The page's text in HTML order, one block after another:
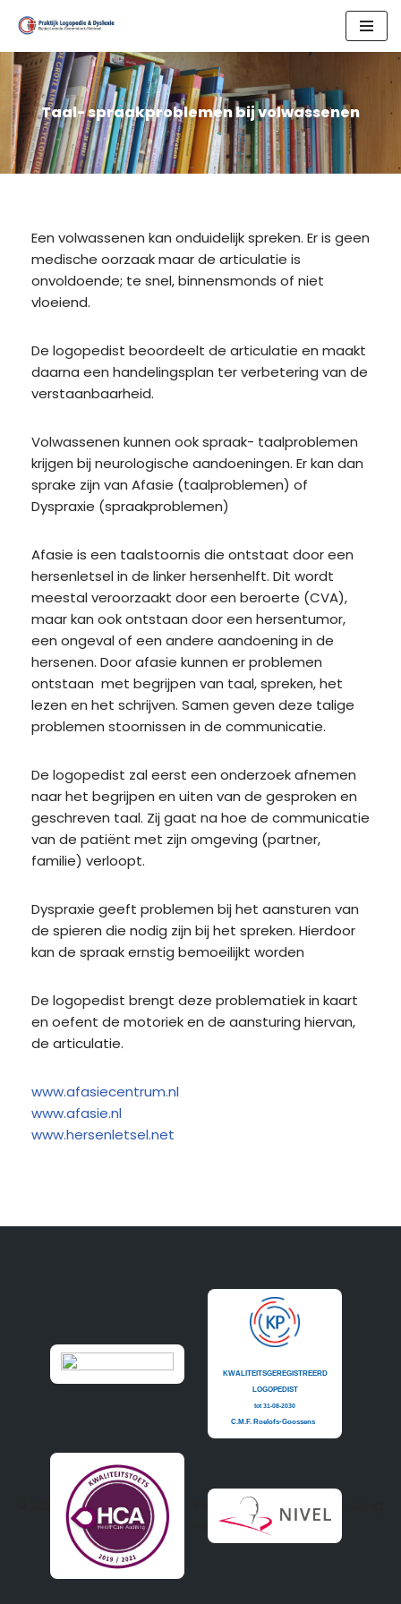
Skip
to
content
Taal- spraakproblemen bij volwassenen
Een volwassenen kan onduidelijk spreken. Er is geen
medische oorzaak maar de articulatie is
onvoldoende; te snel, binnensmonds of niet
vloeiend.
De logopedist beoordeelt de articulatie en maakt
daarna een handelingsplan ter verbetering van de
verstaanbaarheid.
Volwassenen kunnen ook spraak- taalproblemen
krijgen bij neurologische aandoeningen. Er kan dan
sprake zijn van Afasie (taalproblemen) of
Dyspraxie (spraakproblemen)
Afasie is een taalstoornis die ontstaat door een
hersenletsel in de linker hersenhelft. Dit wordt
meestal veroorzaakt door een beroerte (CVA),
maar kan ook ontstaan door een hersentumor,
een ongeval of een andere aandoening in de
hersenen. Door afasie kunnen er problemen
ontstaan met begrijpen van taal, spreken, het
lezen en het schrijven. Samen geven deze talige
problemen stoornissen in de communicatie.
De logopedist zal eerst een onderzoek afnemen
naar het begrijpen en uiten van de gesproken en
geschreven taal. Zij gaat na hoe de communicatie
van de patiënt met zijn omgeving (partner,
familie) verloopt.
Dyspraxie geeft problemen bij het aansturen van
de spieren die nodig zijn bij het spreken. Hierdoor
kan de spraak ernstig bemoeilijkt worden
De logopedist brengt deze problematiek in kaart
en oefent de motoriek en de aansturing hiervan,
de articulatie.
www.afasiecentrum.nl
www.afasie.nl
www.hersenletsel.net
Logopedie Budel
| Website realisatie en hosting:
PC Patrol